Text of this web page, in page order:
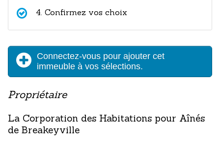
4. Confirmez vos choix
Connectez-vous pour ajouter cet
immeuble à vos sélections.
Propriétaire
La Corporation des Habitations pour Aînés
de Breakeyville